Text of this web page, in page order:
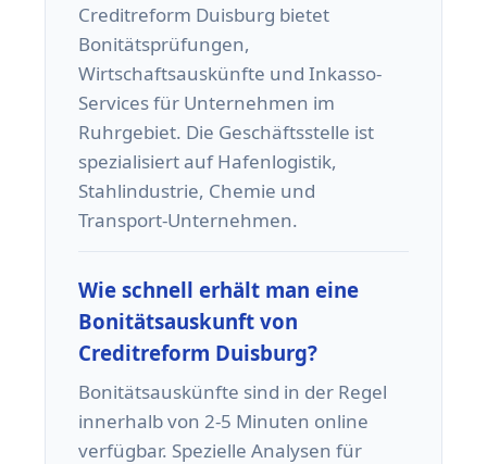
Creditreform Duisburg bietet
Bonitätsprüfungen,
Wirtschaftsauskünfte und Inkasso-
Services für Unternehmen im
Ruhrgebiet. Die Geschäftsstelle ist
spezialisiert auf Hafenlogistik,
Stahlindustrie, Chemie und
Transport-Unternehmen.
Wie schnell erhält man eine
Bonitätsauskunft von
Creditreform Duisburg?
Bonitätsauskünfte sind in der Regel
innerhalb von 2-5 Minuten online
verfügbar. Spezielle Analysen für